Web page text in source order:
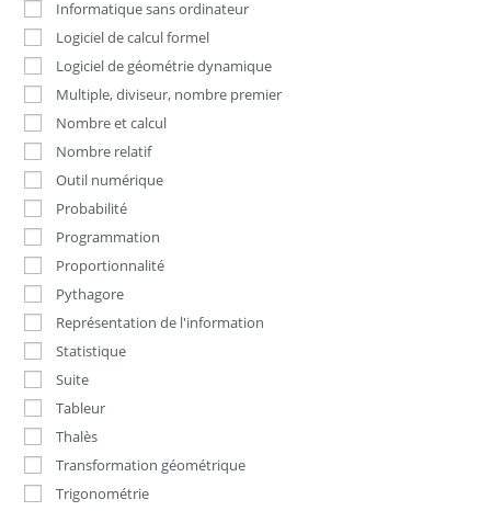
Informatique sans ordinateur
Logiciel de calcul formel
Logiciel de géométrie dynamique
Multiple, diviseur, nombre premier
Nombre et calcul
Nombre relatif
Outil numérique
Probabilité
Programmation
Proportionnalité
Pythagore
Représentation de l'information
Statistique
Suite
Tableur
Thalès
Transformation géométrique
Trigonométrie